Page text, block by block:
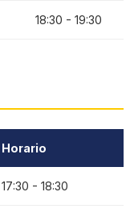
18:30 - 19:30
Horario
17:30 - 18:30